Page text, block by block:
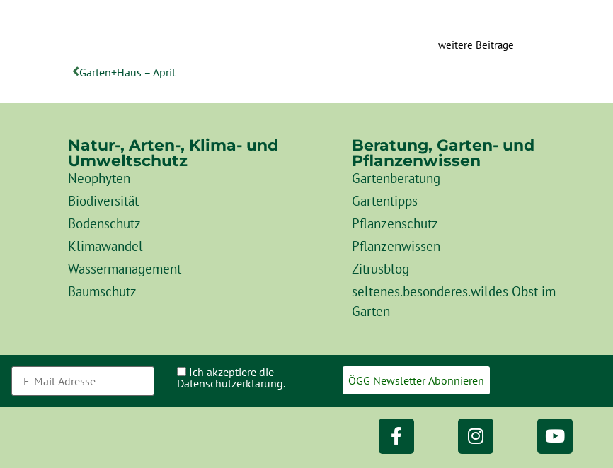
weitere Beiträge
Garten+Haus – April
Natur-, Arten-, Klima- und
Umweltschutz
Neophyten
Biodiversität
Bodenschutz
Klimawandel
Wassermanagement
Baumschutz
Beratung, Garten- und
Pflanzenwissen
Gartenberatung
Gartentipps
Pflanzenschutz
Pflanzenwissen
Zitrusblog
seltenes.besonderes.wildes Obst im
Garten
Ich akzeptiere die
Datenschutzerklärung.